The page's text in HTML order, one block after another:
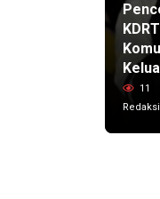
11
Redaksi